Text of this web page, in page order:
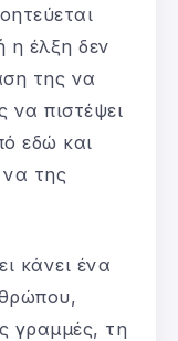
έλξη δεν
της να
να πιστέψει
εδώ και
να της
κάνει ένα
γραμμές, τη